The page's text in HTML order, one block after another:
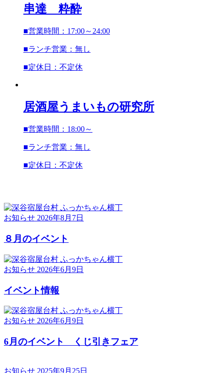
串達 粋酔
■営業時間：17:00～24:00
■ランチ営業：無し
■定休日：不定休
居酒屋うまいもの研究所
■営業時間：18:00～
■ランチ営業：無し
■定休日：不定休
お知らせ 2026年8月7日
８月のイベント
お知らせ 2026年6月9日
イベント情報
お知らせ 2026年6月9日
6月のイベント くじ引きフェア
お知らせ 2025年9月25日